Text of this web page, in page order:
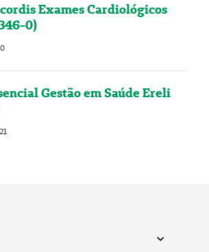
Exames Cardiológicos
0)
Gestão em Saúde Ereli